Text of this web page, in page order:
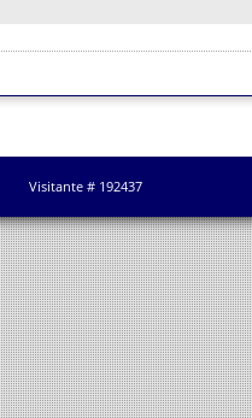
Visitante # 192437